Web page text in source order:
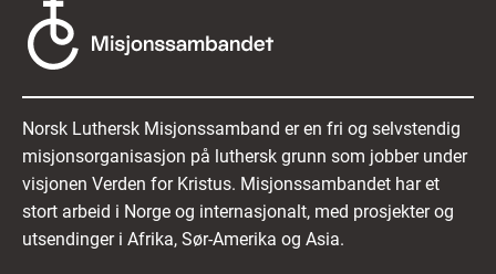
Norsk Luthersk Misjonssamband er en fri og selvstendig
misjonsorganisasjon på luthersk grunn som jobber under
visjonen Verden for Kristus. Misjonssambandet har et
stort arbeid i Norge og internasjonalt, med prosjekter og
utsendinger i Afrika, Sør-Amerika og Asia.